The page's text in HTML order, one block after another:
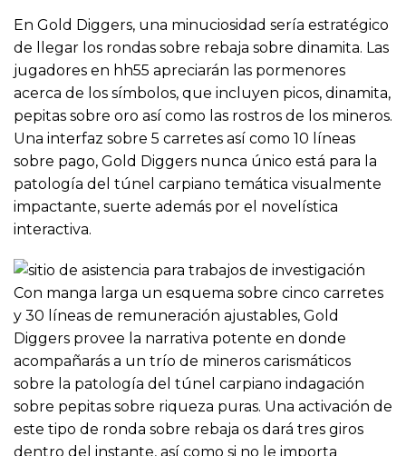
En Gold Diggers, una minuciosidad serí­a estratégico
de llegar los rondas sobre rebaja sobre dinamita. Las
jugadores en hh55 apreciarán las pormenores
acerca de los símbolos, que incluyen picos, dinamita,
pepitas sobre oro así­ como las rostros de los mineros.
Una interfaz sobre 5 carretes así­ como 10 líneas
sobre pago, Gold Diggers nunca único está para la
patologí­a del túnel carpiano temática visualmente
impactante, suerte además por el novelística
interactiva.
Con manga larga un esquema sobre cinco carretes
y 30 líneas de remuneración ajustables, Gold
Diggers provee la narrativa potente en donde
acompañarás a un trío de mineros carismáticos
sobre la patologí­a del túnel carpiano indagación
sobre pepitas sobre riqueza puras. Una activación de
este tipo de ronda sobre rebaja os dará tres giros
dentro del instante, así­ como si no le importa